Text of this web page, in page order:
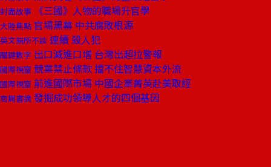
封面故事 《三國》人物的職場升官學
大陸焦點 官場黑幕 中共腐敗根源
英文無所不談 連續 殺人犯
關鍵數字 出口減進口增 台灣出超拉警報
國際視窗 競業禁止條款 擋不住智慧資本外流
國際視窗 前進國際市場 中國企業菁英赴美取經
商周書摘 發掘成功領導人才的四個基因